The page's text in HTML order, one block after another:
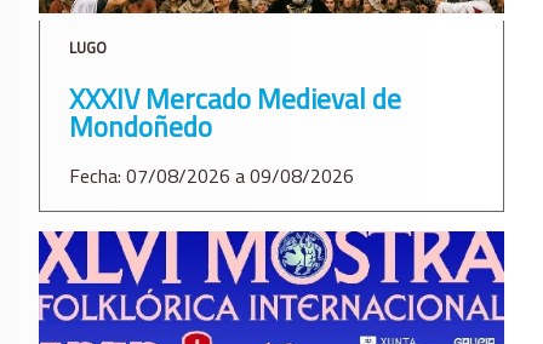
LUGO
XXXIV Mercado Medieval de
Mondoñedo
Fecha: 07/08/2026 a 09/08/2026